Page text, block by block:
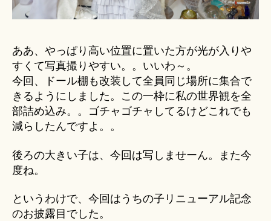
ああ、やっぱり高い位置に置いた方が光が入りや
すくて写真撮りやすい。。いいわ～。
今回、ドール棚も改装して全員同じ場所に集合で
きるようにしました。この一枠に私の世界観を全
部詰め込み。。ゴチャゴチャしてるけどこれでも
減らしたんですよ。。
後ろの大きい子は、今回は写しませーん。また今
度ね。
というわけで、今回はうちの子リニューアル記念
のお披露目でした。